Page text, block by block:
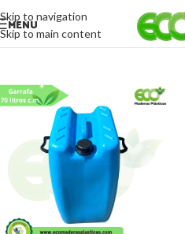
Skip to navigation
Skip to main content
MENU